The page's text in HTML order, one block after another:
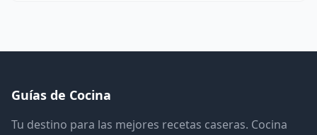
Guías de Cocina
Tu destino para las mejores recetas caseras. Cocina